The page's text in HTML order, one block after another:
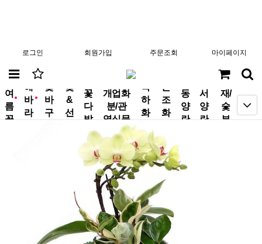
로그인 회원가입 주문조회 마이페이지
new
여
름
꽃
new
해
바
라
꽃
바
구
꽃
&
선
꽃
다
발
개업화
분/관
엽식물
축
하
화
근
조
화
동
양
란
서
양
란
분
재/
숯
부